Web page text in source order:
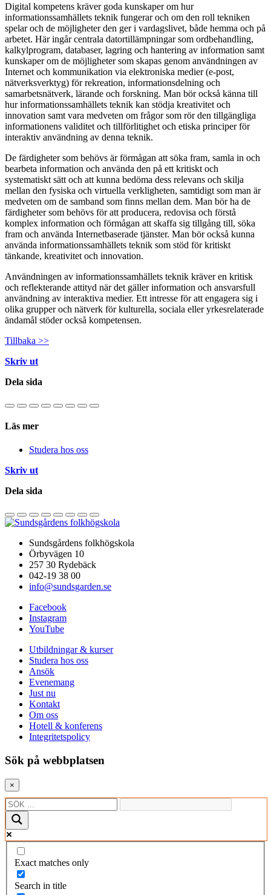
Digital kompetens kräver goda kunskaper om hur
informationssamhällets teknik fungerar och om den roll tekniken
spelar och de möjligheter den ger i vardagslivet, både hemma och på
arbetet. Här ingår centrala datortillämpningar som ordbehandling,
kalkylprogram, databaser, lagring och hantering av information samt
kunskaper om de möjligheter som skapas genom användningen av
Internet och kommunikation via elektroniska medier (e-post,
nätverksverktyg) för rekreation, informationsdelning och
samarbetsnätverk, lärande och forskning. Man bör också känna till
hur informationssamhällets teknik kan stödja kreativitet och
innovation samt vara medveten om frågor som rör den tillgängliga
informationens validitet och tillförlitighet och etiska principer för
interaktiv användning av denna teknik.
De färdigheter som behövs är förmågan att söka fram, samla in och
bearbeta information och använda den på ett kritiskt och
systematiskt sätt och att kunna bedöma dess relevans och skilja
mellan den fysiska och virtuella verkligheten, samtidigt som man är
medveten om de samband som finns mellan dem. Man bör ha de
färdigheter som behövs för att producera, redovisa och förstå
komplex information och förmågan att skaffa sig tillgång till, söka
fram och använda Internetbaserade tjänster. Man bör också kunna
använda informationssamhällets teknik som stöd för kritiskt
tänkande, kreativitet och innovation.
Användningen av informationssamhällets teknik kräver en kritisk
och reflekterande attityd när det gäller information och ansvarsfull
användning av interaktiva medier. Ett intresse för att engagera sig i
olika grupper och nätverk för kulturella, sociala eller yrkesrelaterade
ändamål stöder också kompetensen.
Tillbaka >>
Skriv ut
Dela sida
Läs mer
Studera hos oss
Skriv ut
Dela sida
Sundsgårdens folkhögskola
Örbyvägen 10
257 30 Rydebäck
042-19 38 00
info@sundsgarden.se
Facebook
Instagram
YouTube
Utbildningar & kurser
Studera hos oss
Ansök
Evenemang
Just nu
Kontakt
Om oss
Hotell & konferens
Integritetspolicy
Sök på webbplatsen
×
Exact matches only
Search in title